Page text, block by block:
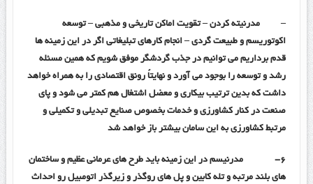
– مدرنیته کردن –تقویت اماکن تاریخی و مذهبی –توسعه
اکوتوریسم و طبیعت گردی –انجام کارهای تبلیغاتی اگر در این زمینه ها
قدم برداریم می توانیم در جذب گردشگر موفق شویم که همین مسئله
رشد و توسعه را بوجود می آورد و نهایتاً رونق اقتصادی را به همراه خواهد
داشت که بدین ترتیب بیکاری و معضل اشتغال هم کمتر می شود و پای
صنعت در کنار کشاورزی و خدمات بخصوص صنایع تبدیلی و تکمیلی و
مرتبط کشاورزی به این سامان بیشتر باز خواهد شد
۶-
مدرنیسم در این زمینه باید طرح های عرمانی عظیم و ساختمان
های بلند مرتبه و تله کابین و پل های روگذر و زیرگذر اتومبیل رو احداث